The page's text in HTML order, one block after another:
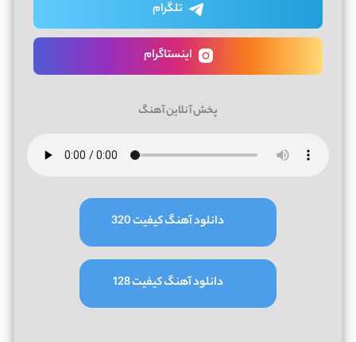
تلگرام
اینستاگرام
پخش آنلاین آهنگ
دانلود آهنگ کیفیت 320
دانلود آهنگ کیفیت 128